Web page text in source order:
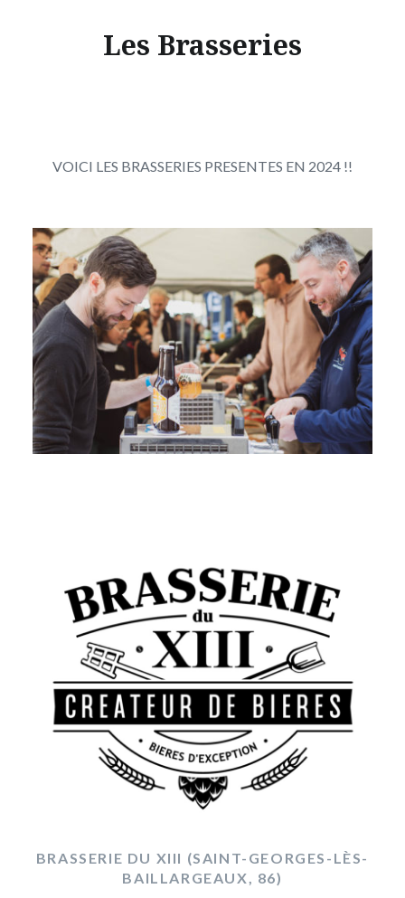
Les Brasseries
VOICI LES BRASSERIES PRESENTES EN 2024 !!
BRASSERIE DU XIII (SAINT-GEORGES-LÈS-
BAILLARGEAUX, 86)